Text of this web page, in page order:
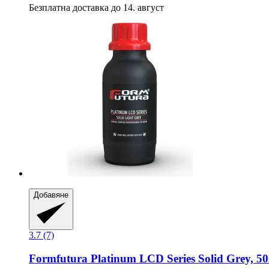
Безплатна доставка до 14. август
Добавяне
3.7 (7)
Formfutura Platinum LCD Series Solid Grey,